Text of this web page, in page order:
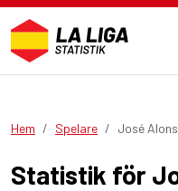
Hem Spelare José
Statistik för